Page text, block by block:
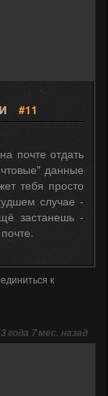
#11
почте отдать
данные
тебя просто
случае -
застанешь -
к
года 7 мес. назад